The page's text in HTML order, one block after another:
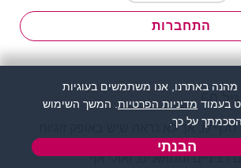
50
עבר חלף לו, אך לא נראה שיש באופק זוגיות
את חייכם. בגיל זה וודאי חוויתם
רציניים וממושכים, ואולי אף
התחברות
מהנה באתרנו, אנו משתמשים בעוגיות
מדיניות הפרטיות . המשך השימוש
על כך.
הבנתי